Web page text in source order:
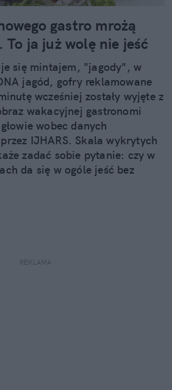
gastro mrożą
To ja już wolę nie jeść
się mintajem, "jagody", w
jagód, gofry reklamowane
wcześniej zostały wyjęte z
wakacyjnej gastronomi
wobec danych
IJHARS. Skala wykrytych
zadać sobie pytanie: czy w
da się w ogóle jeść bez
REKLAMA